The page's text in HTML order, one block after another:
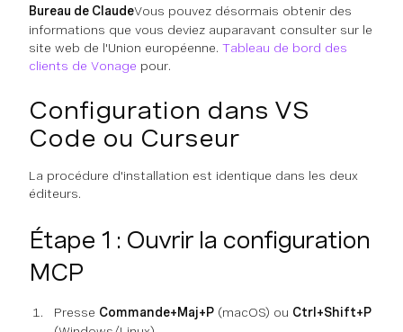
Bureau de ClaudeVous pouvez désormais obtenir des
informations que vous deviez auparavant consulter sur le
site web de l'Union européenne. Tableau de bord des
clients de Vonage pour.
Configuration dans VS
Code ou Curseur
La procédure d'installation est identique dans les deux
éditeurs.
Étape 1 : Ouvrir la configuration
MCP
Presse Commande+Maj+P (macOS) ou Ctrl+Shift+P